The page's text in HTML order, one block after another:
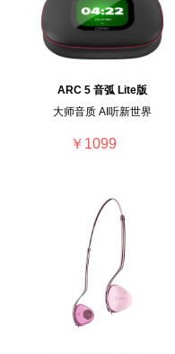
ARC 5 音弧 Lite版
大师音质 AI听新世界
￥1099